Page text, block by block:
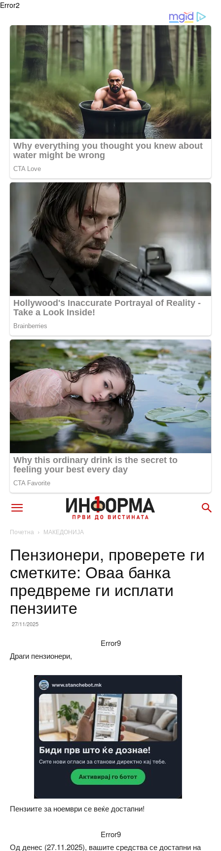
Error2
Почетна МАКЕДОНИЈА
Пензионери, проверете ги
сметките: Оваа банка
предвреме ги исплати
пензиите
27/11/2025
Error9
Драги пензионери,
Пензиите за ноември се веќе достапни!
Error9
Од денес (27.11.2025), вашите средства се достапни на